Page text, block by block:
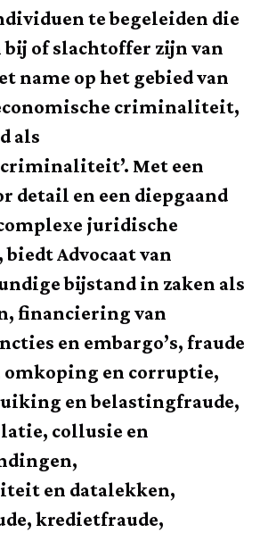
te begeleiden die
of slachtoffer zijn van
name op het gebied van
criminaliteit,
als
Met een
detail en een diepgaand
juridische
Advocaat van
bijstand in zaken als
financiering van
en embargo’s, fraude
en corruptie,
en belastingfraude,
collusie en
en datalekken,
kredietfraude,